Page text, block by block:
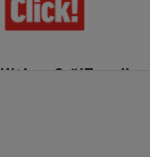
Ultima Oră!Trending